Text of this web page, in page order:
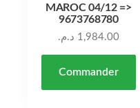
MAROC 04/12 =>
9673768780
1,984.00 د.م.
Commander